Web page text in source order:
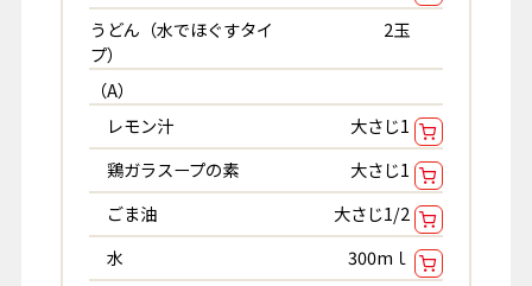
うどん（水でほぐすタイ
プ）
2玉
（A）
レモン汁
大さじ1
鶏ガラスープの素
大さじ1
ごま油
大さじ1/2
水
300mｌ